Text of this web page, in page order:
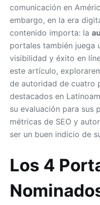
comunicación en
embargo, en la era
contenido importa: la
portales también juega
visibilidad y éxito en
este artículo,
de autoridad de cuatro
destacados en
su evaluación para sus
métricas de SEO y
ser un buen indicio de
Los 4